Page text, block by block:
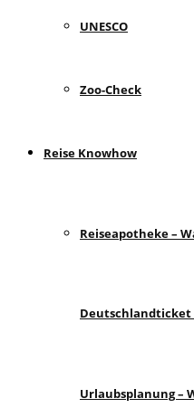
UNESCO
Zoo-Check
Reise Knowhow
Reiseapotheke –
Deutschlandticket
Urlaubsplanung –